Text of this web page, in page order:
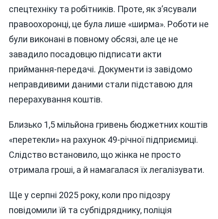
спецтехніку та робітників. Проте, як з’ясували
правоохоронці, це була лише «ширма». Роботи не
були виконані в повному обсязі, але це не
завадило посадовцю підписати акти
приймання-передачі. Документи із завідомо
неправдивими даними стали підставою для
перерахування коштів.
Близько 1,5 мільйона гривень бюджетних коштів
«перетекли» на рахунок 49-річної підприємиці.
Слідство встановило, що жінка не просто
отримала гроші, а й намагалася їх легалізувати.
Ще у серпні 2025 року, коли про підозру
повідомили їй та субпідряднику, поліція